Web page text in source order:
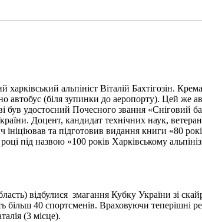
альпініст Віталій Бахтігозін.
(біля зупинки до аеропорту). Цей же
був удостоєний Почесного звання «Сніговий
Доцент, кандидат технічних наук,
та підготовив видання книги «80
під назвою «100 років Харківському
відбулися змагання Кубку України зі
40 спортсменів. Враховуючи теперішні
(3 місце).